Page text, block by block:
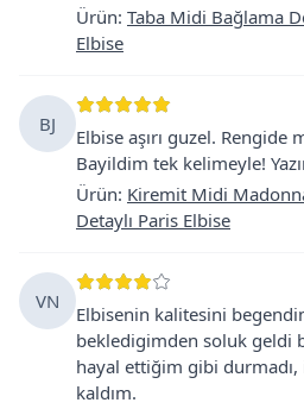
Ürün: Taba Midi Bağlama
Elbise
BJ
Elbise aşırı guzel.
Bayildim tek kelimeyle!
Ürün: Kiremit Midi
Detaylı Paris Elbise
VN
Elbisenin kalitesini
bekledigimden soluk geldi
hayal ettiğim gibi
kaldım.